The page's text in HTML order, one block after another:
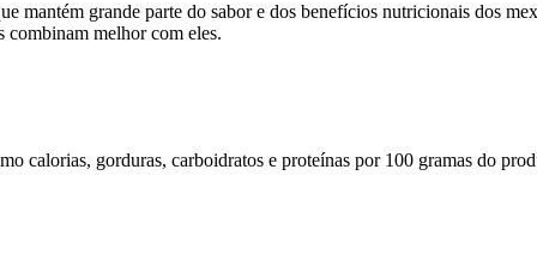
mantém grande parte do sabor e dos benefícios nutricionais dos
combinam melhor com eles.
calorias, gorduras, carboidratos e proteínas por 100 gramas do